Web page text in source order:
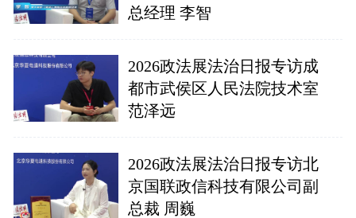
总经理 李智
2026政法展法治日报专访成
都市武侯区人民法院技术室
范泽远
2026政法展法治日报专访北
京国联政信科技有限公司副
总裁 周巍